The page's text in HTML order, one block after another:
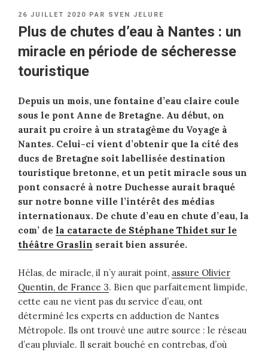
PUBLIÉ
LE
26 JUILLET 2020 PAR SVEN JELURE
Plus de chutes d’eau à Nantes : un
miracle en période de sécheresse
touristique
Depuis un mois, une fontaine d’eau claire coule
sous le pont Anne de Bretagne. Au début, on
aurait pu croire à un stratagème du Voyage à
Nantes. Celui-ci vient d’obtenir que la cité des
ducs de Bretagne soit labellisée destination
touristique bretonne, et un petit miracle sous un
pont consacré à notre Duchesse aurait braqué
sur notre bonne ville l’intérêt des médias
internationaux. De chute d’eau en chute d’eau, la
com’ de la cataracte de Stéphane Thidet sur le
théâtre Graslin serait bien assurée.
Hélas, de miracle, il n’y aurait point, assure Olivier
Quentin, de France 3. Bien que parfaitement limpide,
cette eau ne vient pas du service d’eau, ont
déterminé les experts en adduction de Nantes
Métropole. Ils ont trouvé une autre source : le réseau
d’eau pluviale. Il serait bouché en contrebas, d’où